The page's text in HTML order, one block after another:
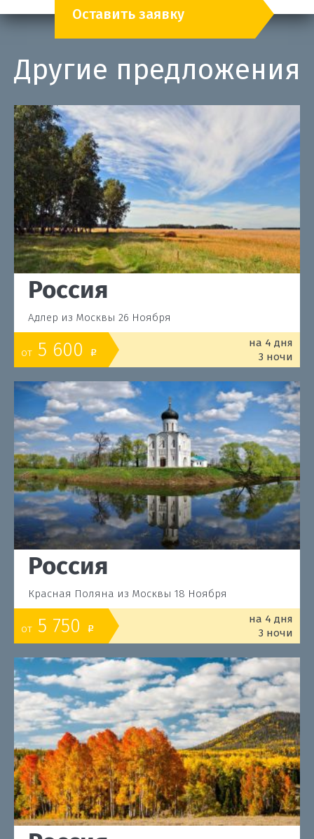
Оставить заявку
Другие предложения
Россия
Адлер из Москвы 26 Ноября
от 5 600 o
на 4 дня
3 ночи
Россия
Красная Поляна из Москвы 18 Ноября
от 5 750 o
на 4 дня
3 ночи